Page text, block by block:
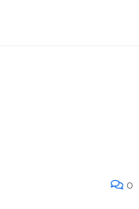
0